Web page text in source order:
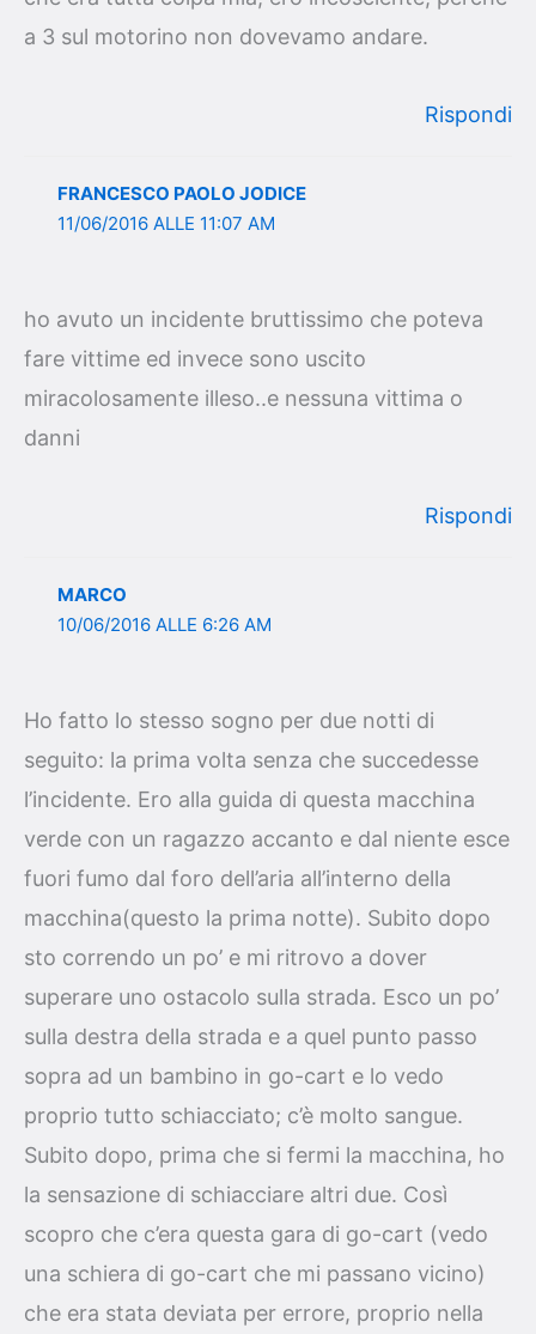
a 3 sul motorino non dovevamo andare.
Rispondi
FRANCESCO PAOLO JODICE
11/06/2016 ALLE 11:07 AM
ho avuto un incidente bruttissimo che poteva
fare vittime ed invece sono uscito
miracolosamente illeso..e nessuna vittima o
danni
Rispondi
MARCO
10/06/2016 ALLE 6:26 AM
Ho fatto lo stesso sogno per due notti di
seguito: la prima volta senza che succedesse
l’incidente. Ero alla guida di questa macchina
verde con un ragazzo accanto e dal niente esce
fuori fumo dal foro dell’aria all’interno della
macchina(questo la prima notte). Subito dopo
sto correndo un po’ e mi ritrovo a dover
superare uno ostacolo sulla strada. Esco un po’
sulla destra della strada e a quel punto passo
sopra ad un bambino in go-cart e lo vedo
proprio tutto schiacciato; c’è molto sangue.
Subito dopo, prima che si fermi la macchina, ho
la sensazione di schiacciare altri due. Così
scopro che c’era questa gara di go-cart (vedo
una schiera di go-cart che mi passano vicino)
che era stata deviata per errore, proprio nella